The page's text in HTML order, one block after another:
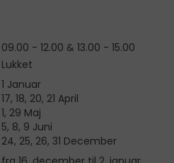
09.00 - 12.00 & 13.00 - 15.00
Lukket
1 Januar
17, 18, 20, 21 April
1, 29 Maj
5, 8, 9 Juni
24, 25, 26, 31 December